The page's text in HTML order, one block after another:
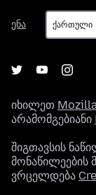
ენა
ენა
იხილეთ
არამომგებიანი
შიგთავსის
მონაწილეების
ვრცელდება